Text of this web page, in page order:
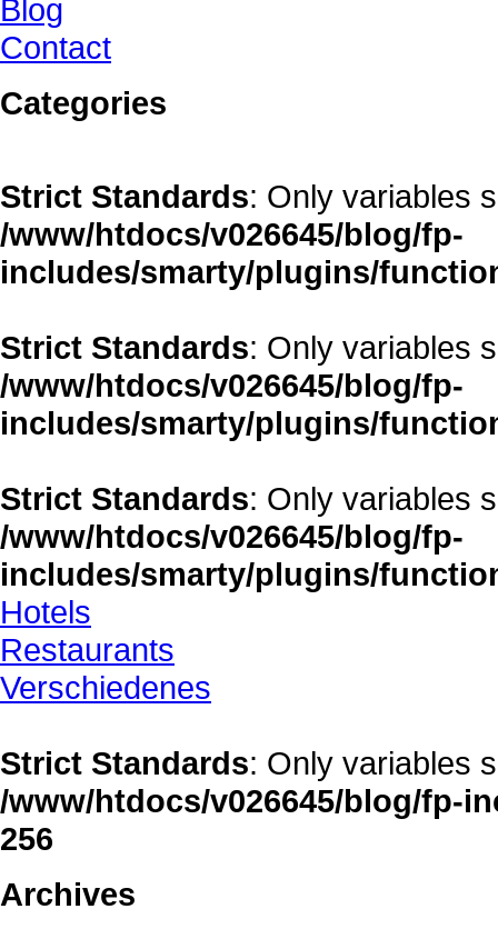
Blog
Contact
Categories
Strict Standards: Only variables
/www/htdocs/v026645/blog/fp-
includes/smarty/plugins/
Strict Standards: Only variables
/www/htdocs/v026645/blog/fp-
includes/smarty/plugins/
Strict Standards: Only variables
/www/htdocs/v026645/blog/fp-
includes/smarty/plugins/
Hotels
Restaurants
Verschiedenes
Strict Standards: Only variables
/www/htdocs/v026645/blog/fp-
256
Archives